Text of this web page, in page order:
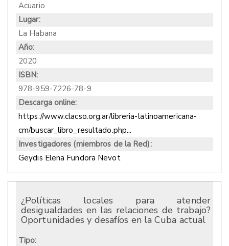
Acuario
Lugar:
La Habana
Año:
2020
ISBN:
978-959-7226-78-9
Descarga online:
https://www.clacso.org.ar/libreria-latinoamericana-
cm/buscar_libro_resultado.php...
Investigadores (miembros de la Red):
Geydis Elena Fundora Nevot
¿Políticas locales para atender
desigualdades en las relaciones de trabajo?
Oportunidades y desafíos en la Cuba actual
Tipo: